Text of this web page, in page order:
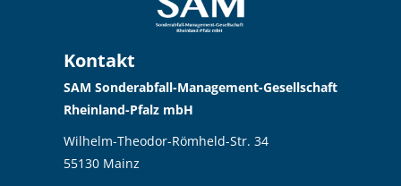
Kontakt
SAM Sonderabfall-Management-Gesellschaft
Rheinland-Pfalz mbH
Wilhelm-Theodor-Römheld-Str. 34
55130 Mainz